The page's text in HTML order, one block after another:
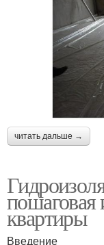
читать дальше →
пошаговая
квартиры
Введение